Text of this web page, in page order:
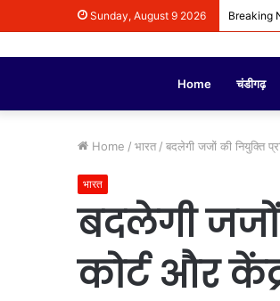
Sunday, August 9 2026 Breaking
Home चंडीगढ़
Home / भारत / बदलेगी जजों की नियुक्ति
भारत
बदलेगी जजों
कोर्ट और